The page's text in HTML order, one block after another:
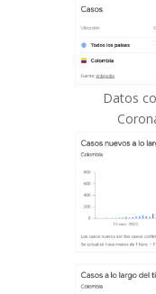
Datos